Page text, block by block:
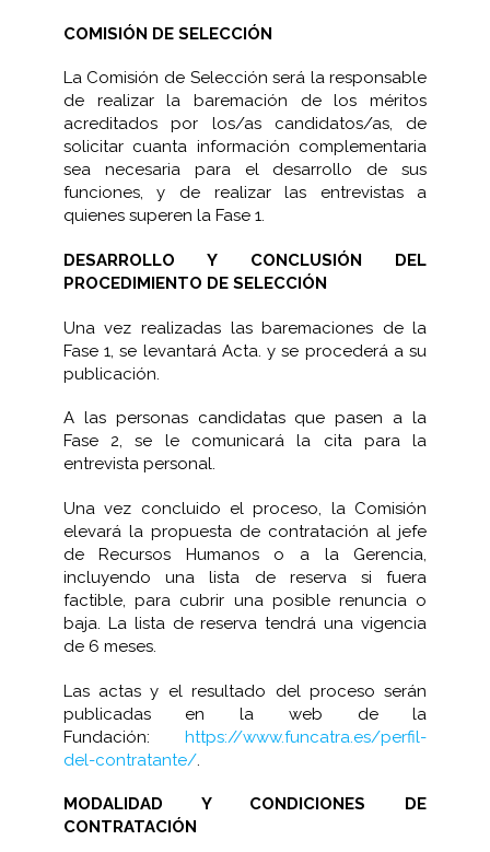
COMISIÓN DE SELECCIÓN
La Comisión de Selección será la responsable
de realizar la baremación de los méritos
acreditados por los/as candidatos/as, de
solicitar cuanta información complementaria
sea necesaria para el desarrollo de sus
funciones, y de realizar las entrevistas a
quienes superen la Fase 1.
DESARROLLO Y CONCLUSIÓN DEL
PROCEDIMIENTO DE SELECCIÓN
Una vez realizadas las baremaciones de la
Fase 1, se levantará Acta. y se procederá a su
publicación.
A las personas candidatas que pasen a la
Fase 2, se le comunicará la cita para la
entrevista personal.
Una vez concluido el proceso, la Comisión
elevará la propuesta de contratación al jefe
de Recursos Humanos o a la Gerencia,
incluyendo una lista de reserva si fuera
factible, para cubrir una posible renuncia o
baja. La lista de reserva tendrá una vigencia
de 6 meses.
Las actas y el resultado del proceso serán
publicadas en la web de la
Fundación:https://www.funcatra.es/perfil-
del-contratante/.
MODALIDAD Y CONDICIONES DE
CONTRATACIÓN